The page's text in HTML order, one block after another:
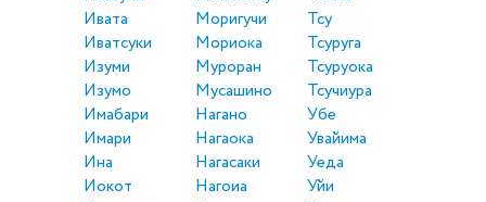
Ивата
Иватсуки
Изуми
Изумо
Имабари
Имари
Ина
Иокот
Моригучи
Мориока
Муроран
Мусашино
Нагано
Нагаока
Нагасаки
Нагоиа
Тсу
Тсуруга
Тсуруока
Тсучиура
Убе
Увайима
Уеда
Уйи